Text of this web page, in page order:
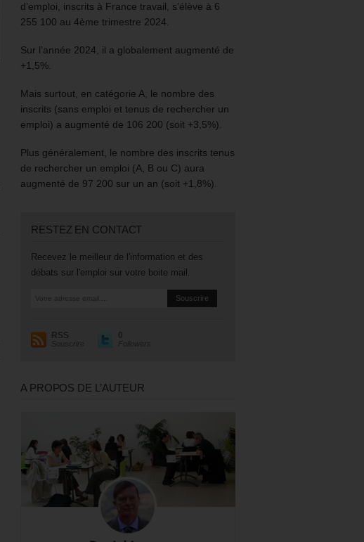
d’emploi, inscrits à France travail, s’élève à 6
255 100 au 4ème trimestre 2024.
Sur l’année 2024, il a globalement augmenté de
+1,5%.
Mais surtout, en catégorie A, le nombre des
inscrits (sans emploi et tenus de rechercher un
emploi) a augmenté de 106 200 (soit +3,5%).
Plus généralement, le nombre des inscrits tenus
de rechercher un emploi (A, B ou C) aura
augmenté de 97 200 sur un an (soit +1,8%).
RESTEZ EN CONTACT
Recevez le meilleur de l'information et des
débats sur l'emploi sur votre boite mail.
RSS
Souscrire
0
Followers
A PROPOS DE L’AUTEUR